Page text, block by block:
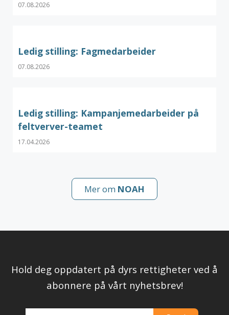
07.08.2026
Ledig stilling: Fagmedarbeider
07.08.2026
Ledig stilling: Kampanjemedarbeider på
feltverver-teamet
17.04.2026
Mer om NOAH
Hold deg oppdatert på dyrs rettigheter ved å
abonnere på vårt nyhetsbrev!